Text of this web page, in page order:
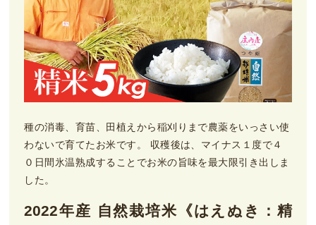
種の消毒、育苗、田植えから稲刈りまで農薬をいっさい使
わないで育てたお米です。 収穫後は、マイナス１度で４
０日間氷温熟成することでお米の旨味を最大限引き出しま
した。
2022年産 自然栽培米《はえぬき：精